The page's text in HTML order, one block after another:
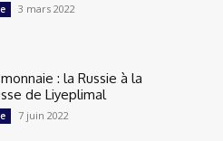
3 mars 2022
: la Russie à la
de Liyeplimal
7 juin 2022